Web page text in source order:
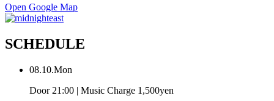
Open Google Map
SCHEDULE
08.10.Mon
Door 21:00 | Music Charge 1,500yen